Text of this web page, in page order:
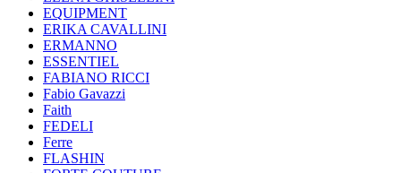
EQUIPMENT
ERIKA CAVALLINI
ERMANNO
ESSENTIEL
FABIANO RICCI
Fabio Gavazzi
Faith
FEDELI
Ferre
FLASHIN